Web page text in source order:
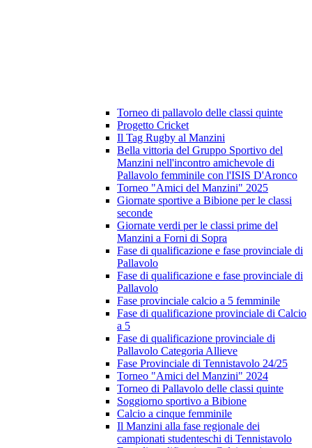
Torneo di pallavolo delle classi quinte
Progetto Cricket
Il Tag Rugby al Manzini
Bella vittoria del Gruppo Sportivo del
Manzini nell'incontro amichevole di
Pallavolo femminile con l'ISIS D'Aronco
Torneo "Amici del Manzini" 2025
Giornate sportive a Bibione per le classi
seconde
Giornate verdi per le classi prime del
Manzini a Forni di Sopra
Fase di qualificazione e fase provinciale di
Pallavolo
Fase di qualificazione e fase provinciale di
Pallavolo
Fase provinciale calcio a 5 femminile
Fase di qualificazione provinciale di Calcio
a 5
Fase di qualificazione provinciale di
Pallavolo Categoria Allieve
Fase Provinciale di Tennistavolo 24/25
Torneo "Amici del Manzini" 2024
Torneo di Pallavolo delle classi quinte
Soggiorno sportivo a Bibione
Calcio a cinque femminile
Il Manzini alla fase regionale dei
campionati studenteschi di Tennistavolo